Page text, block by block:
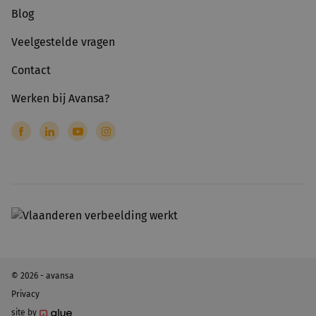
Blog
Veelgestelde vragen
Contact
Werken bij Avansa?
© 2026 - avansa
Privacy
site by